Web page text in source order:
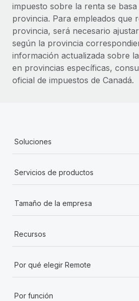
impuesto sobre la renta se basa
provincia. Para empleados que
provincia, será necesario
según la provincia
información actualizada sobre
en provincias específicas,
oficial de impuestos de Canadá.
Soluciones
Servicios de productos
Tamaño de la empresa
Recursos
Por qué elegir Remote
Por función